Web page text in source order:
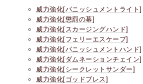
威力強化[パニッシュメントライト]
威力強化[懲罰の幕]
威力強化[スカージングハンド]
威力強化[フェリーエスケープ]
威力強化[パニッシュメントハンド]
威力強化[ダムネーションチェイン]
威力強化[シークレットサンダー]
威力強化[ゴッドブレス]